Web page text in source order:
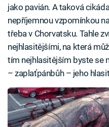
jako pavián. A taková
nepříjemnou vzpomínkou
třeba v Chorvatsku. Tahle
nejhlasitějšími, na která
tím nejhlasitějším byste se
– zaplaťpánbůh – jeho